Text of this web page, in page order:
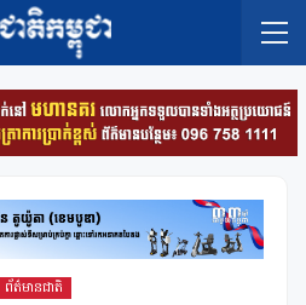
ព័ត៌មានជាតិ